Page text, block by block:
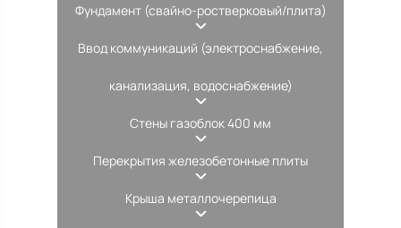
Фундамент (свайно-ростверковый/плита)
Ввод коммуникаций (электроснабжение,
канализация, водоснабжение)
Стены газоблок 400 мм
Перекрытия железобетонные плиты
Крыша металлочерепица